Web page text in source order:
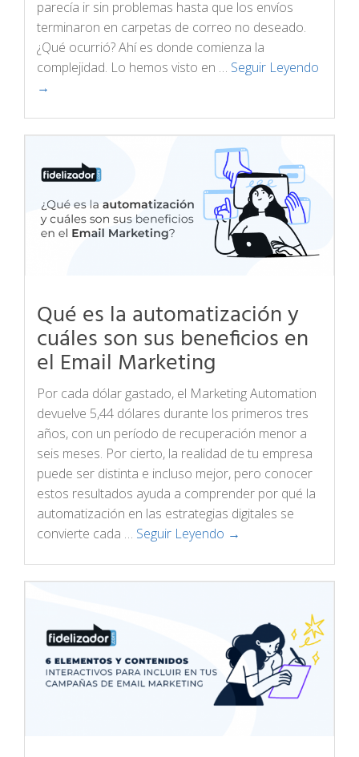
parecía ir sin problemas hasta que los envíos
terminaron en carpetas de correo no deseado.
¿Qué ocurrió? Ahí es donde comienza la
complejidad. Lo hemos visto en … Seguir Leyendo
→
Qué es la automatización y
cuáles son sus beneficios en
el Email Marketing
Por cada dólar gastado, el Marketing Automation
devuelve 5,44 dólares durante los primeros tres
años, con un período de recuperación menor a
seis meses. Por cierto, la realidad de tu empresa
puede ser distinta e incluso mejor, pero conocer
estos resultados ayuda a comprender por qué la
automatización en las estrategias digitales se
convierte cada … Seguir Leyendo →